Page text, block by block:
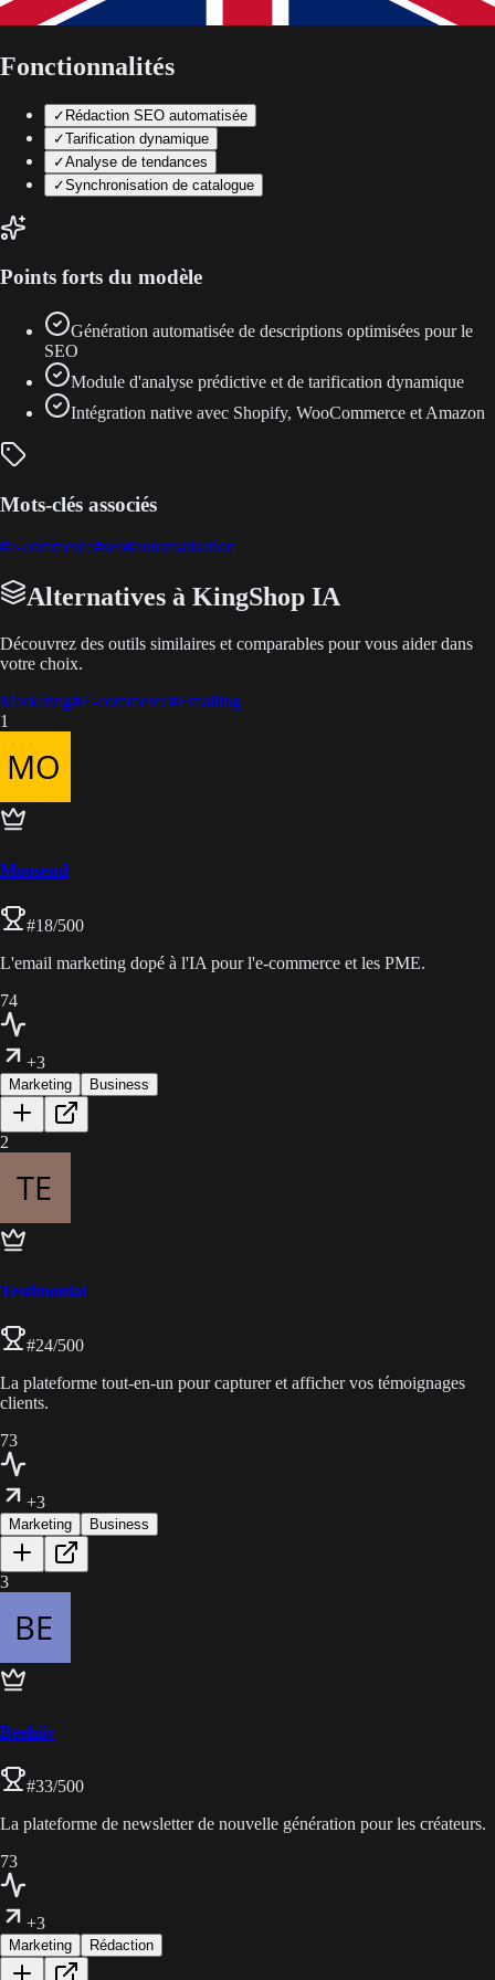
Fonctionnalités
✓ Rédaction SEO automatisée
✓Tarification dynamique
✓Analyse de tendances
✓Synchronisation de catalogue
Points forts du modèle
Génération automatisée de descriptions optimisées pour le
SEO
Module d'analyse prédictive et de tarification dynamique
Intégration native avec Shopify, WooCommerce et Amazon
Mots-clés associés
#e-commerce#seo#automatisation
Alternatives à KingShop IA
Découvrez des outils similaires et comparables pour vous aider dans
votre choix.
Marketing#E-commerce#Emailing
1
Moosend
#18/500
L'email marketing dopé à l'IA pour l'e-commerce et les PME.
74
+3
Marketing Business
2
Testimonial
#24/500
La plateforme tout-en-un pour capturer et afficher vos témoignages
clients.
73
+3
Marketing Business
3
Beehiiv
#33/500
La plateforme de newsletter de nouvelle génération pour les créateurs.
73
+3
Marketing Rédaction